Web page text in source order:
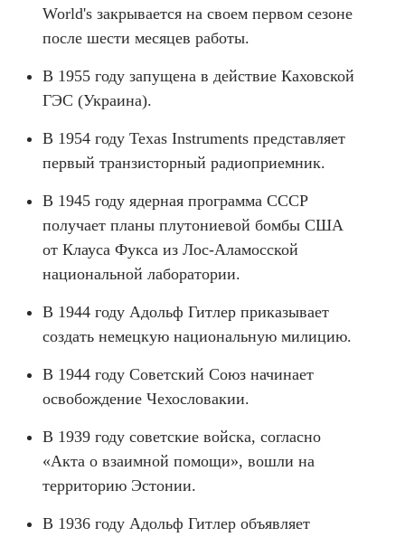
World's закрывается на своем первом сезоне
после шести месяцев работы.
В 1955 году запущена в действие Каховской
ГЭС (Украина).
В 1954 году Texas Instruments представляет
первый транзисторный радиоприемник.
В 1945 году ядерная программа СССР
получает планы плутониевой бомбы США
от Клауса Фукса из Лос-Аламосской
национальной лаборатории.
В 1944 году Адольф Гитлер приказывает
создать немецкую национальную милицию.
В 1944 году Советский Союз начинает
освобождение Чехословакии.
В 1939 году советские войска, согласно
«Акта о взаимной помощи», вошли на
территорию Эстонии.
В 1936 году Адольф Гитлер объявляет